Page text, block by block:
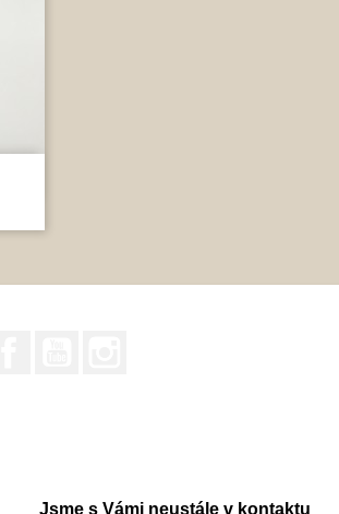
Jsme s Vámi neustále v kontaktu